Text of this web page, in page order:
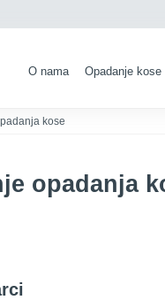
O nama Opadanje kose
kose
opadanja